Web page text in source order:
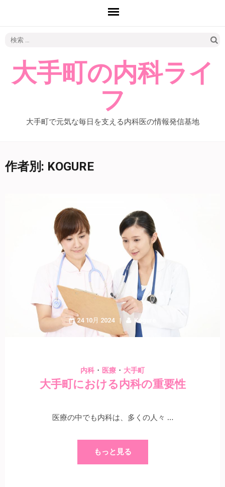
大手町の内科ライ
フ
大手町で元気な毎日を支える内科医の情報発信基地
作者別: KOGURE
24 10月 2024 Kogure
内科 ・ 医療 ・ 大手町
大手町における内科の重要性
医療の中でも内科は、多くの人々 …
もっと見る